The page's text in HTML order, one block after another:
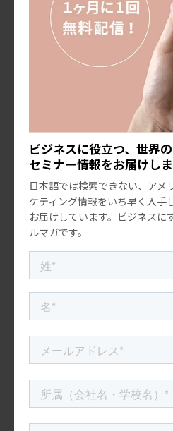
ビジネスに役立つ、世界
セミナー情報をお届けしま
日本語では検索できない、アメ
ケティング情報をいち早く入手
お届けしています。ビジネスに
ルマガです。
食品・飲料トレンド 海外進出
85 Chefs Share Their Restaurant
Natto Market - Forecast(2025 -
圧力鍋市場規模、シェアおよび
１ヶ月に１回、マーケティングト
しています。
ぜひご
プロジェクトのご相談やご依頼に
お問い合